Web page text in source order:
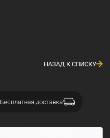
НАЗАД К СПИСКУ
Бесплатная доставка